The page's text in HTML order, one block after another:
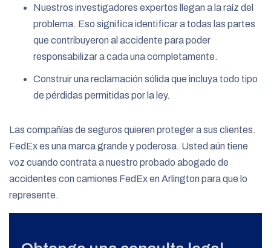
Nuestros investigadores expertos llegan a la raíz del
problema. Eso significa identificar a todas las partes
que contribuyeron al accidente para poder
responsabilizar a cada una completamente.
Construir una reclamación sólida que incluya todo tipo
de pérdidas permitidas por la ley.
Las compañías de seguros quieren proteger a sus clientes.
FedEx es una marca grande y poderosa. Usted aún tiene
voz cuando contrata a nuestro probado abogado de
accidentes con camiones FedEx en Arlington para que lo
represente.